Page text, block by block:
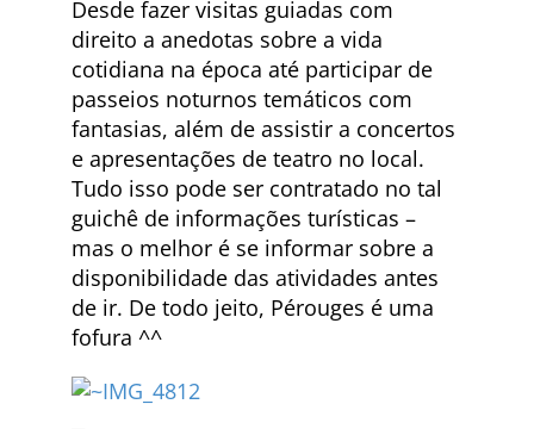
Desde fazer visitas guiadas com
direito a anedotas sobre a vida
cotidiana na época até participar de
passeios noturnos temáticos com
fantasias, além de assistir a concertos
e apresentações de teatro no local.
Tudo isso pode ser contratado no tal
guichê de informações turísticas –
mas o melhor é se informar sobre a
disponibilidade das atividades antes
de ir. De todo jeito, Pérouges é uma
fofura ^^